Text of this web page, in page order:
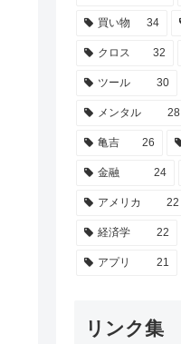
買い物 34
クロス 32
ツール 30
メンタル 28
亀吉 26
金融 24
アメリカ 22
経済学 22
アプリ 21
リンク集